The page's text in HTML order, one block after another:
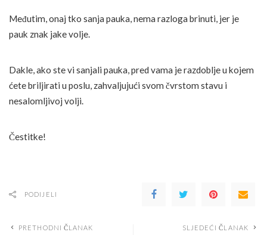
Međutim, onaj tko sanja pauka, nema razloga brinuti, jer je
pauk znak jake volje.
Dakle, ako ste vi sanjali pauka, pred vama je razdoblje u kojem
ćete briljirati u poslu, zahvaljujući svom čvrstom stavu i
nesalomljivoj volji.
Čestitke!
PODIJELI
PRETHODNI ČLANAK SLJEDEĆI ČLANAK